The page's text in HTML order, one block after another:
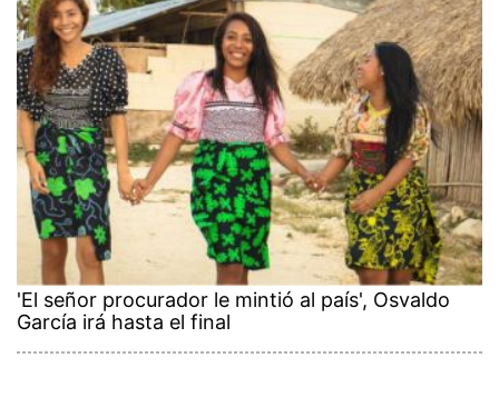
'El señor procurador le mintió al país', Osvaldo
García irá hasta el final